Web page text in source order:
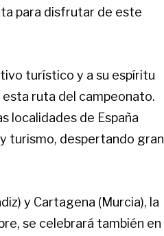
para disfrutar de este
turístico y a su espíritu
ruta del campeonato.
localidades de España
turismo, despertando gran
y Cartagena (Murcia), la
se celebrará también en